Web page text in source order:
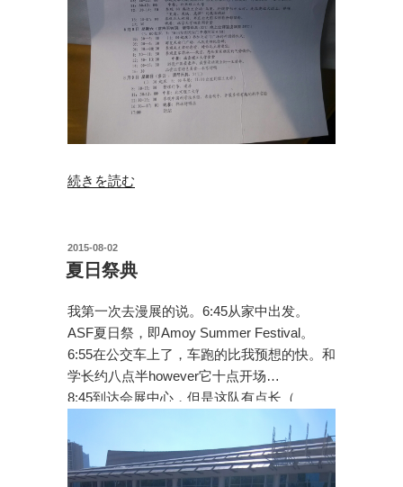
“北
好”
の
続きを読む
投
稿
日:
2015-08-02
夏日祭典
我第一次去漫展的说。6:45从家中出发。
ASF夏日祭，即Amoy Summer Festival。
6:55在公交车上了，车跑的比我预想的快。和
学长约八点半however它十点开场…
8:45到达会展中心，但是这队有点长（